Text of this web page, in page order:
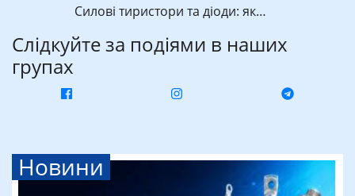
Силові тиристори та діоди: як…
Слідкуйте за подіями в наших
групах
Новини